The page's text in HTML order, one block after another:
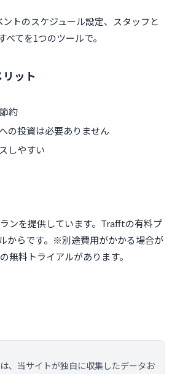
トのスケジュール設定、スタッフと
てを1つのツールで。
ット
約
の投資は必要ありません
しやすい
ンを提供しています。Trafftの有料プ
からです。※別途費用がかかる場合が
無料トライアルがあります。
、当サイトが独自に収集したデータお